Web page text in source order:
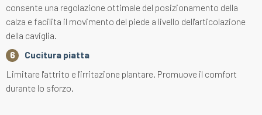
consente una regolazione ottimale del posizionamento della
calza e facilita il movimento del piede a livello dell'articolazione
della caviglia.
Cucitura piatta
Limitare l'attrito e l'irritazione plantare. Promuove il comfort
durante lo sforzo.